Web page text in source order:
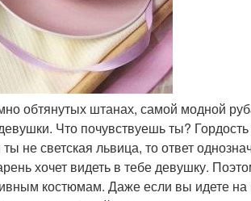
обтянутых штанах, самой модной
Что почувствуешь ты? Гордость
не светская львица, то ответ
хочет видеть в тебе девушку.
костюмам. Даже если вы идете на